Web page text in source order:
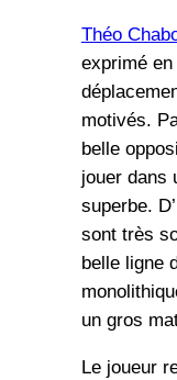
Théo
exprimé
motivés.
belle
jouer dans
superbe.
sont très
belle ligne
un gros
Le joueur